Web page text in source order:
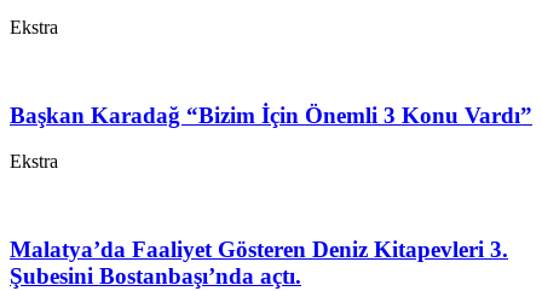
Ekstra
Başkan Karadağ “Bizim İçin Önemli 3 Konu Vardı”
Ekstra
Malatya’da Faaliyet Gösteren Deniz Kitapevleri 3.
Şubesini Bostanbaşı’nda açtı.